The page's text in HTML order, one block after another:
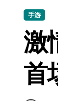
手游
激
首